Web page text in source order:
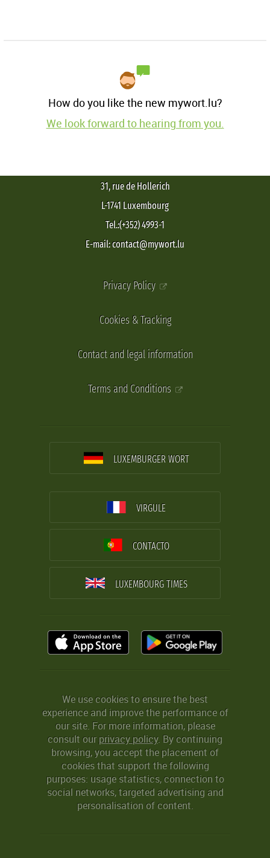
How do you like the new mywort.lu?
We look forward to hearing from you.
31, rue de Hollerich
L-1741 Luxembourg
Tel.:(+352) 4993-1
E-mail: contact@mywort.lu
Privacy Policy
Cookies & Tracking
Contact and legal information
Terms and Conditions
LUXEMBURGER WORT
VIRGULE
CONTACTO
LUXEMBOURG TIMES
We use cookies to ensure the best
experience and improve the performance of
our site. For more information, please
consult ourprivacy policy. By continuing
browsing, you accept the placement of
cookies that support the following
purposes: usage statistics, connection to
social networks, targeted advertising and
personalisation of content.